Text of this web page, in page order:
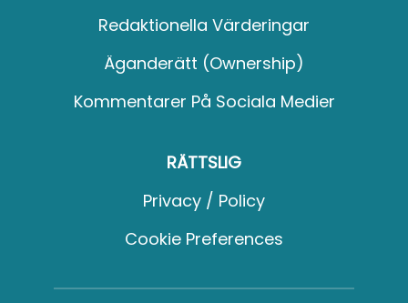
Redaktionella Värderingar
Äganderätt (Ownership)
Kommentarer På Sociala Medier
RÄTTSLIG
Privacy / Policy
Cookie Preferences